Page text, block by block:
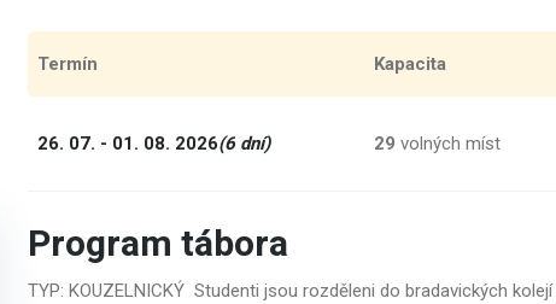
Termín Kapacita
26. 07. - 01. 08. 2026(6 dní) 29 volných míst
Program tábora
TYP: KOUZELNICKÝ Studenti jsou rozděleni do bradavických